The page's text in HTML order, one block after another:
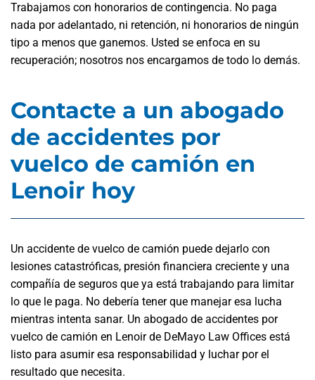
Trabajamos con honorarios de contingencia. No paga
nada por adelantado, ni retención, ni honorarios de ningún
tipo a menos que ganemos. Usted se enfoca en su
recuperación; nosotros nos encargamos de todo lo demás.
Contacte a un abogado
de accidentes por
vuelco de camión en
Lenoir hoy
Un accidente de vuelco de camión puede dejarlo con
lesiones catastróficas, presión financiera creciente y una
compañía de seguros que ya está trabajando para limitar
lo que le paga. No debería tener que manejar esa lucha
mientras intenta sanar. Un abogado de accidentes por
vuelco de camión en Lenoir de DeMayo Law Offices está
listo para asumir esa responsabilidad y luchar por el
resultado que necesita.